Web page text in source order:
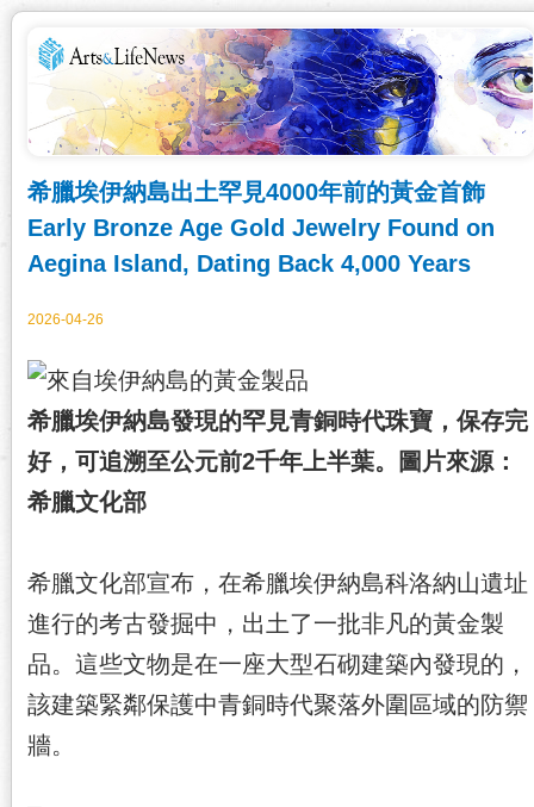
希臘埃伊納島出土罕見4000年前的黃金首飾
Early Bronze Age Gold Jewelry Found on
Aegina Island, Dating Back 4,000 Years
2026-04-26
希臘埃伊納島發現的罕見青銅時代珠寶，保存完
好，可追溯至公元前2千年上半葉。圖片來源：
希臘文化部
希臘文化部宣布，在希臘埃伊納島科洛納山遺址
進行的考古發掘中，出土了一批非凡的黃金製
品。這些文物是在一座大型石砌建築內發現的，
該建築緊鄰保護中青銅時代聚落外圍區域的防禦
牆。